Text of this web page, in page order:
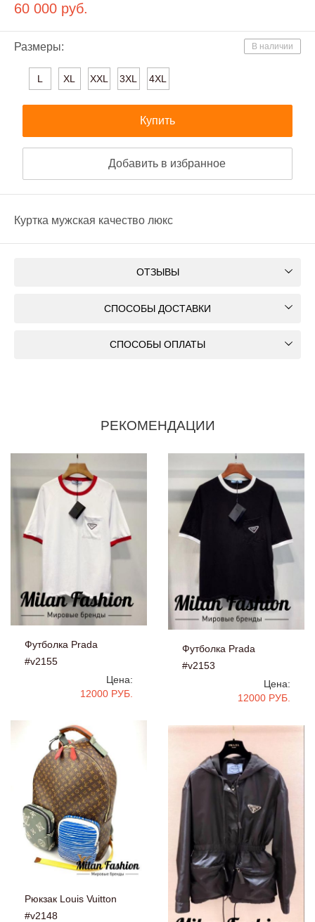
60 000 руб.
В наличии
Размеры:
L XL XXL 3XL 4XL
Купить
Добавить в избранное
Куртка мужская качество люкс
ОТЗЫВЫ
СПОСОБЫ ДОСТАВКИ
СПОСОБЫ ОПЛАТЫ
РЕКОМЕНДАЦИИ
Футболка Prada
#v2155
Цена:
12000 РУБ.
Футболка Prada
#v2153
Цена:
12000 РУБ.
Рюкзак Louis Vuitton
#v2148